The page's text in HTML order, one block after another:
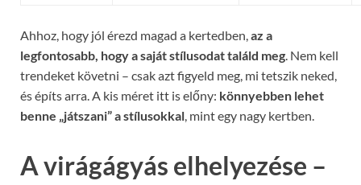
Ahhoz, hogy jól érezd magad a kertedben,az a
legfontosabb, hogy a saját stílusodat találd meg. Nem kell
trendeket követni – csak azt figyeld meg, mi tetszik neked,
és építs arra. A kis méret itt is előny: könnyebben lehet
benne „játszani” a stílusokkal, mint egy nagy kertben.
A virágágyás elhelyezése –